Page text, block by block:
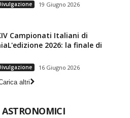
19 Giugno 2026
Campionati Italiani di
2026: la finale di
16 Giugno 2026
altri